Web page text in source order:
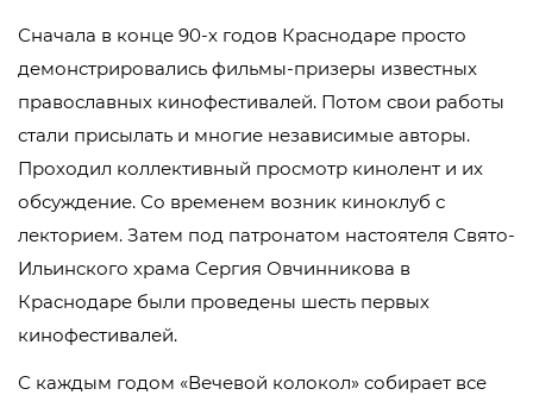
Сначала в конце 90-х годов Краснодаре просто
демонстрировались фильмы-призеры известных
православных кинофестивалей. Потом свои работы
стали присылать и многие независимые авторы.
Проходил коллективный просмотр кинолент и их
обсуждение. Со временем возник киноклуб с
лекторием. Затем под патронатом настоятеля Свято-
Ильинского храма Сергия Овчинникова в
Краснодаре были проведены шесть первых
кинофестивалей.
С каждым годом «Вечевой колокол» собирает все